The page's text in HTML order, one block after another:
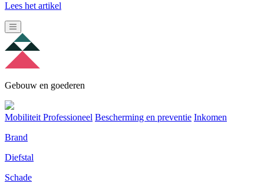
Lees het artikel
Gebouw en goederen
Mobiliteit Professioneel Bescherming en preventie Inkomen
Brand
Diefstal
Schade